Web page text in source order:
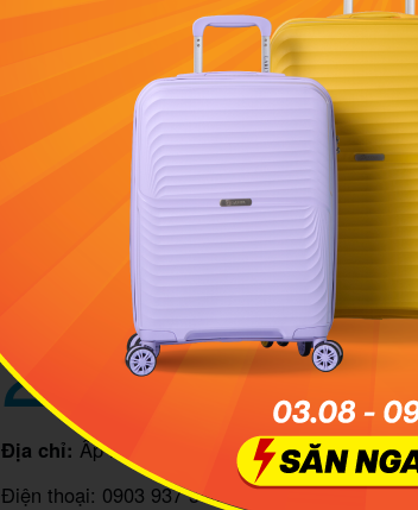
Không gian được tận dụng những màu
2 Bamboo Eco-Village
Địa chỉ: Ấp Mỹ Thuận, xã Mỹ Khánh, huyện
Điện thoại: 0903 937 546